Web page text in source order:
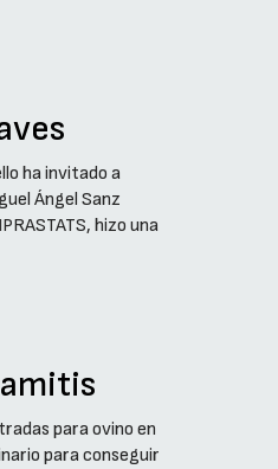
ha invitado a
Ángel Sanz
hizo una
para ovino en
para conseguir